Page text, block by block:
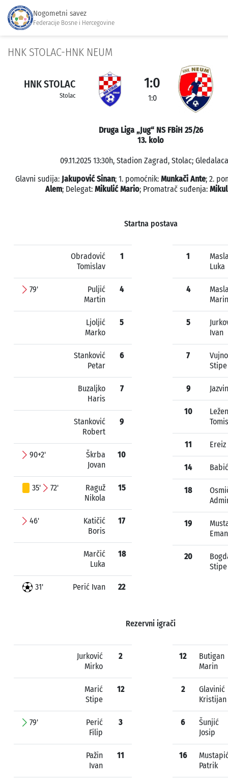
Nogometni savez
Federacije Bosne i Hercegovine
HNK STOLAC-HNK NEUM
HNK STOLAC
Stolac
1:0
1:0
Druga Liga „Jug“ NS FBiH 25/26
13. kolo
09.11.2025 13:30h, Stadion Zagrad, Stolac;
Glavni sudija: Jakupović Sinan; 1. pomoćnik: Munkači Ante; 2.
Alem; Delegat: Mikulić Mario; Promatrač suđenja:
Startna postava
Obradović
Tomislav
1
79'
Puljić
Martin
4
Ljoljić
Marko
5
Stanković
Petar
6
Buzaljko
Haris
7
Stanković
Robert
9
90+2'
Škrba
Jovan
10
35' 72'
Raguž
Nikola
15
46'
Katičić
Boris
17
Marčić
Luka
18
31' Perić Ivan 22
1
Luka
4
Marin
5
Ivan
7
Stipe
9
10
11 Ereiz
14
18
19
20
Stipe
Rezervni igrači
Jurković
Mirko
2
Marić
Stipe
12
79'
Perić
Filip
3
Pažin
Ivan
11
12
Butigan
Marin
2
Glavinić
Kristijan
6
Šunjić
Josip
16
Patrik